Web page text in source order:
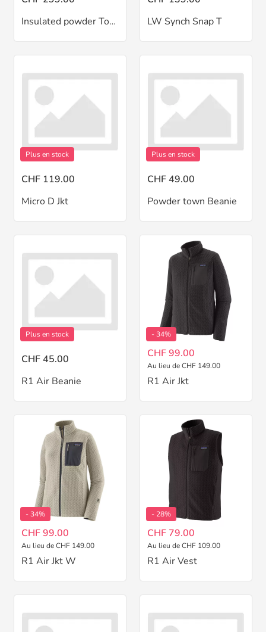
Insulated powder Town pant W
LW Synch Snap T
Plus en stock
CHF 119.00
Micro D Jkt
Plus en stock
CHF 49.00
Powder town Beanie
Plus en stock
CHF 45.00
R1 Air Beanie
- 34%
CHF 99.00
Au lieu de CHF 149.00
R1 Air Jkt
- 34%
CHF 99.00
Au lieu de CHF 149.00
R1 Air Jkt W
- 28%
CHF 79.00
Au lieu de CHF 109.00
R1 Air Vest